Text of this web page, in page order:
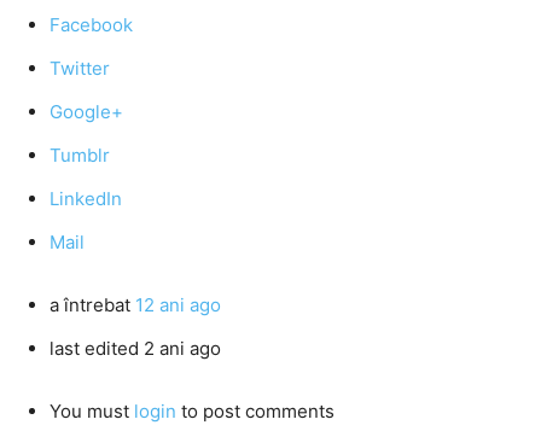
Facebook
Twitter
Google+
Tumblr
LinkedIn
Mail
a întrebat 12 ani ago
last edited 2 ani ago
You must login to post comments